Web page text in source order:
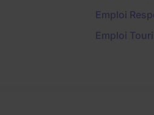
Emploi
Emploi